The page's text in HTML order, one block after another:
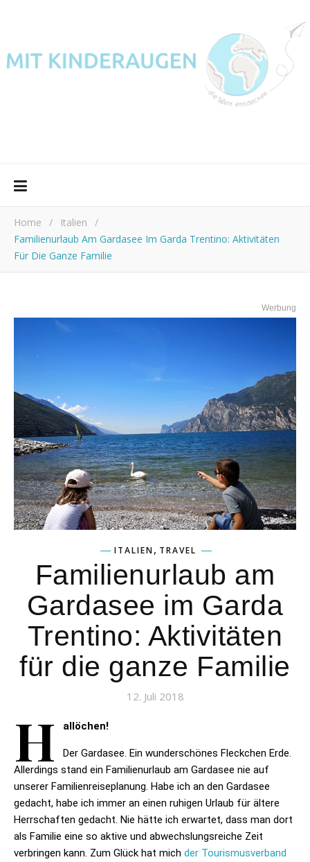
Home / Italien
/
Familienurlaub Am Gardasee Im Garda Trentino: Aktivitäten
Für Die Ganze Familie
Werbung
ITALIEN, TRAVEL
Familienurlaub am
Gardasee im Garda
Trentino: Aktivitäten
für die ganze Familie
12. Juli 2018
H allöchen!
Der Gardasee. Ein wunderschönes Fleckchen Erde.
Allerdings stand ein Familienurlaub am Gardasee nie auf
unserer Familienreiseplanung. Habe ich an den Gardasee
gedacht, habe ich immer an einen ruhigen Urlaub für ältere
Herrschaften gedacht. Nie hätte ich erwartet, dass man dort
als Familie eine so aktive und abwechslungsreiche Zeit
verbringen kann. Zum Glück hat mich der Tourismusverband